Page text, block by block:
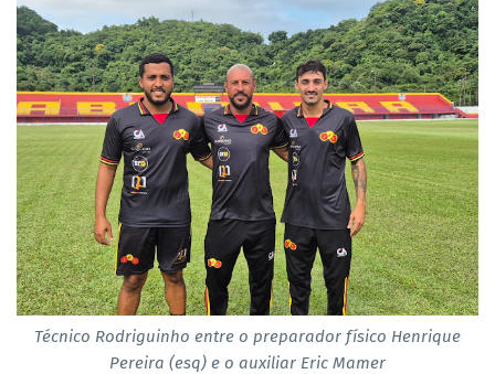
Técnico Rodriguinho entre o preparador físico Henrique
Pereira (esq) e o auxiliar Eric Mamer